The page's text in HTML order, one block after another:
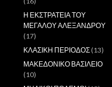
Η ΕΚΣΤΡΑΤΕΙΑ ΤΟΥ
ΜΕΓΑΛΟΥ ΑΛΕΞΑΝΔΡΟΥ
(17)
ΚΛΑΣΙΚΗ ΠΕΡΙΟΔΟΣ (13)
ΜΑΚΕΔΟΝΙΚΟ ΒΑΣΙΛΕΙΟ
(10)